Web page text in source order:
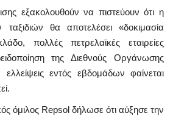
εξακολουθούν να πιστεύουν ότι η
θα αποτελέσει «δοκιμασία
πολλές πετρελαϊκές εταιρείες
της Διεθνούς Οργάνωσης
εντός εβδομάδων φαίνεται
όμιλος Repsol δήλωσε ότι αύξησε την